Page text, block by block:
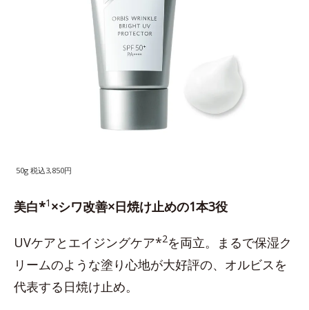
50g 税込3,850円
美白*1 ×シワ改善×日焼け止めの1本3役
UVケアとエイジングケア*2を両立。まるで保湿ク
リームのような塗り心地が大好評の、オルビスを
代表する日焼け止め。